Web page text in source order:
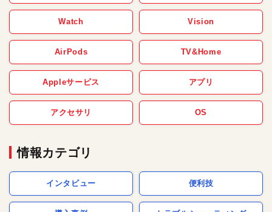
Watch Vision
AirPods TV&Home
Appleサービス アプリ
アクセサリ OS
情報カテゴリ
インタビュー 便利技